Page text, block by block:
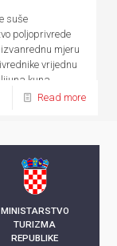
suše
poljoprivrede
mjeru
vrijednu
kuna
Read more
MINISTARSTVO
TURIZMA
REPUBLIKE